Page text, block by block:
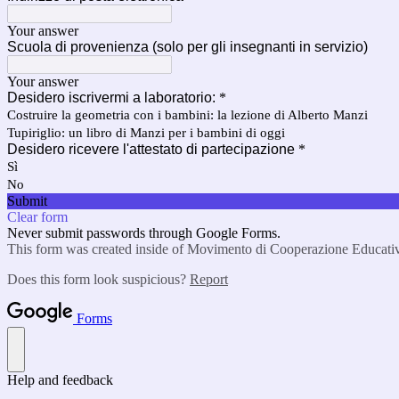
Your answer
Scuola di provenienza (solo per gli insegnanti in servizio)
Your answer
Desidero iscrivermi a laboratorio: *
Costruire la geometria con i bambini: la lezione di Alberto Manzi
Tupiriglio: un libro di Manzi per i bambini di oggi
Desidero ricevere l'attestato di partecipazione *
Sì
No
Submit
Clear form
Never submit passwords through Google Forms.
This form was created inside of Movimento di Cooperazione
Does this form look suspicious? Report
Forms
Help and feedback